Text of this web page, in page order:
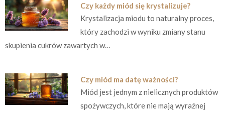
Czy każdy miód się krystalizuje?
Krystalizacja miodu to naturalny proces,
który zachodzi w wyniku zmiany stanu
skupienia cukrów zawartych w…
Czy miód ma datę ważności?
Miód jest jednym z nielicznych produktów
spożywczych, które nie mają wyraźnej